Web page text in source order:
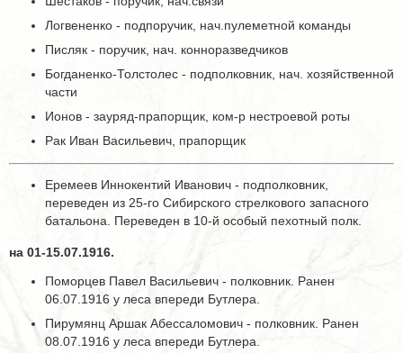
Логвененко - подпоручик, нач.пулеметной команды
Писляк - поручик, нач. конноразведчиков
Богданенко-Толстолес - подполковник, нач. хозяйственной
части
Ионов - зауряд-прапорщик, ком-р нестроевой роты
Рак Иван Васильевич, прапорщик
Еремеев Иннокентий Иванович - подполковник,
переведен из 25-го Сибирского стрелкового запасного
батальона. Переведен в 10-й особый пехотный полк.
на 01-15.07.1916.
Поморцев Павел Васильевич - полковник. Ранен
06.07.1916 у леса впереди Бутлера.
Пирумянц Аршак Абессаломович - полковник. Ранен
08.07.1916 у леса впереди Бутлера.